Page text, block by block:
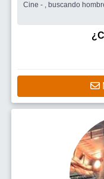
Cine - , buscando